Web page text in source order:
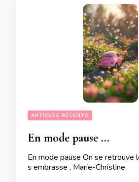
ARTICLES RÉCENTS
En mode pause …
En mode pause On se retrouve
s embrasse , Marie-Christine